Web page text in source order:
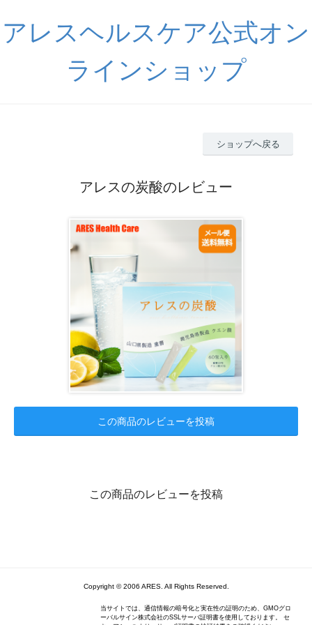
アレスヘルスケア公式オン
ラインショップ
ショップへ戻る
アレスの炭酸のレビュー
この商品のレビューを投稿
この商品のレビューを投稿
Copyright © 2006 ARES. All Rights Reserved.
当サイトでは、通信情報の暗号化と実在性の証明のため、GMOグロ
ーバルサイン株式会社のSSLサーバ証明書を使用しております。 セ